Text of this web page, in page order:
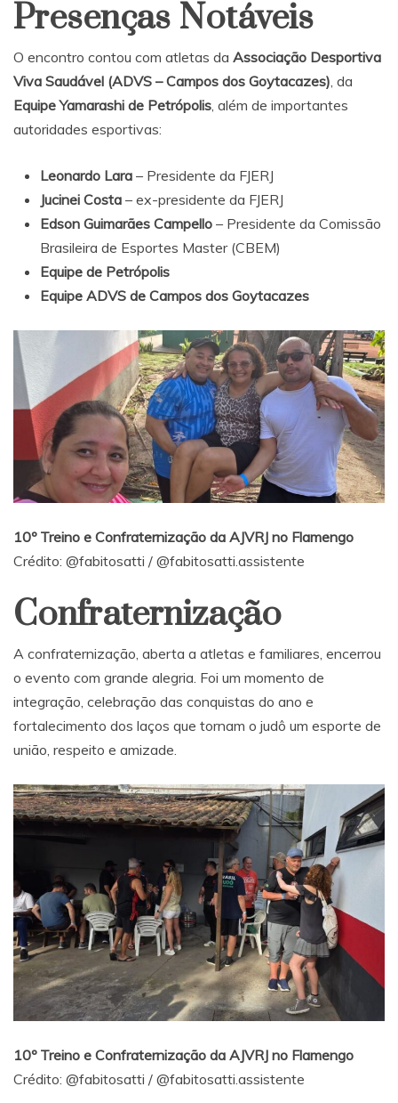
Presenças Notáveis
O encontro contou com atletas da Associação Desportiva
Viva Saudável (ADVS – Campos dos Goytacazes), da
Equipe Yamarashi de Petrópolis, além de importantes
autoridades esportivas:
Leonardo Lara – Presidente da FJERJ
Jucinei Costa – ex-presidente da FJERJ
Edson Guimarães Campello – Presidente da Comissão
Brasileira de Esportes Master (CBEM)
Equipe de Petrópolis
Equipe ADVS de Campos dos Goytacazes
10º Treino e Confraternização da AJVRJ no Flamengo
Crédito: @fabitosatti / @fabitosatti.assistente
Confraternização
A confraternização, aberta a atletas e familiares, encerrou
o evento com grande alegria. Foi um momento de
integração, celebração das conquistas do ano e
fortalecimento dos laços que tornam o judô um esporte de
união, respeito e amizade.
10º Treino e Confraternização da AJVRJ no Flamengo
Crédito: @fabitosatti / @fabitosatti.assistente